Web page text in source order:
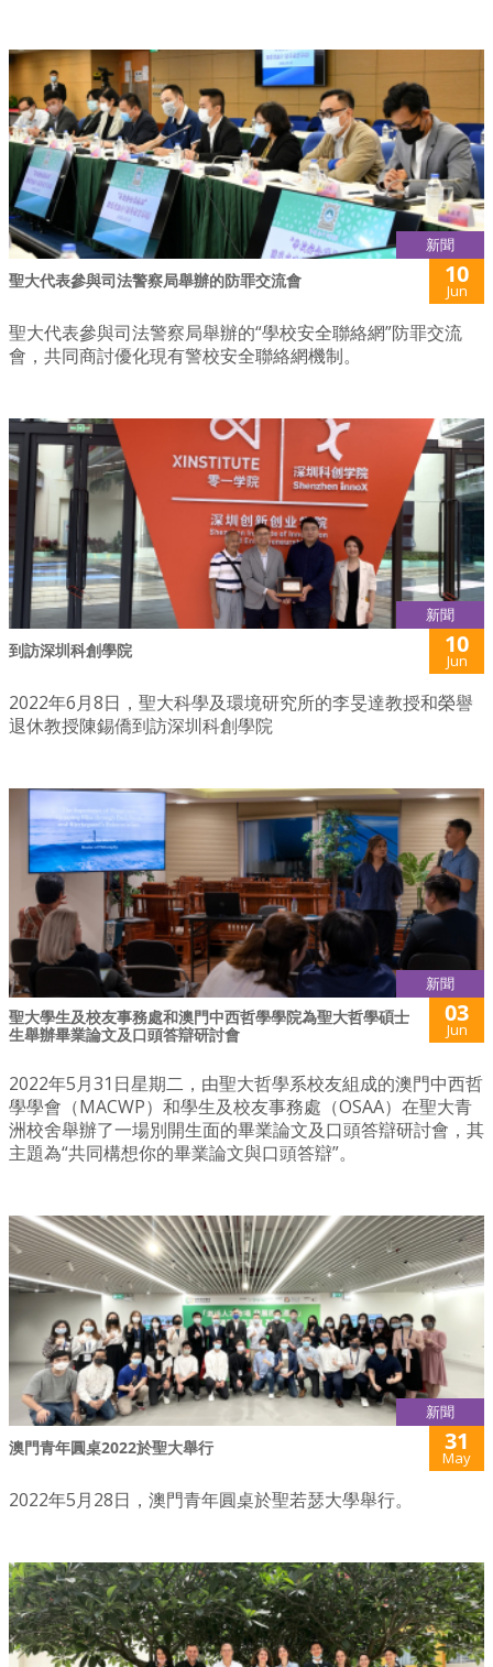
新聞
聖大代表參與司法警察局舉辦的防罪交流會 10
Jun
聖大代表參與司法警察局舉辦的“學校安全聯絡網”防罪交流
會，共同商討優化現有警校安全聯絡網機制。
新聞
到訪深圳科創學院 10
Jun
2022年6月8日，聖大科學及環境研究所的李旻達教授和榮譽
退休教授陳錫僑到訪深圳科創學院
新聞
聖大學生及校友事務處和澳門中西哲學學院為聖大哲學碩士
生舉辦畢業論文及口頭答辯研討會
03
Jun
2022年5月31日星期二，由聖大哲學系校友組成的澳門中西哲
學學會（MACWP）和學生及校友事務處（OSAA）在聖大青
洲校舍舉辦了一場別開生面的畢業論文及口頭答辯研討會，其
主題為“共同構想你的畢業論文與口頭答辯”。
新聞
澳門青年圓桌2022於聖大舉行 31
May
2022年5月28日，澳門青年圓桌於聖若瑟大學舉行。